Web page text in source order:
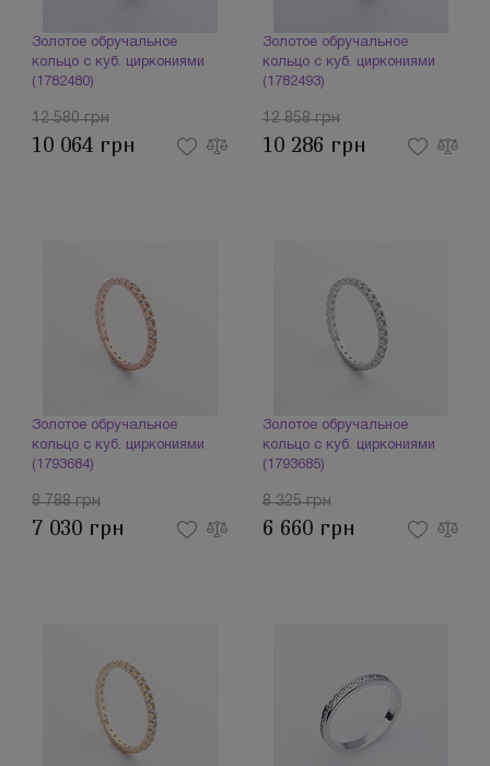
Золотое обручальное
кольцо с куб. циркониями
(1782480)
12 580 грн
10 064 грн
Золотое обручальное
кольцо с куб. циркониями
(1782493)
12 858 грн
10 286 грн
Золотое обручальное
кольцо с куб. циркониями
(1793684)
8 788 грн
7 030 грн
Золотое обручальное
кольцо с куб. циркониями
(1793685)
8 325 грн
6 660 грн